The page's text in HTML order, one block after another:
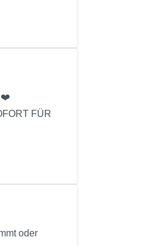
❤️
FÜR
oder